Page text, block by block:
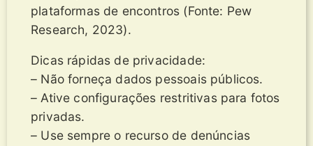
plataformas de encontros (Fonte: Pew
Research, 2023).
Dicas rápidas de privacidade:
– Não forneça dados pessoais públicos.
– Ative configurações restritivas para fotos
privadas.
– Use sempre o recurso de denúncias